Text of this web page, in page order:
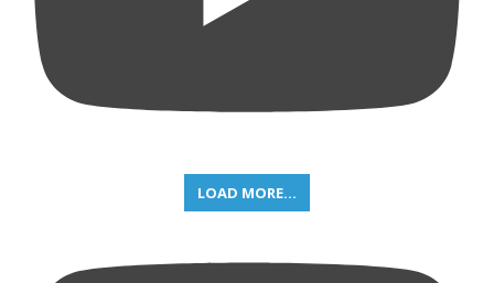
LOAD MORE...